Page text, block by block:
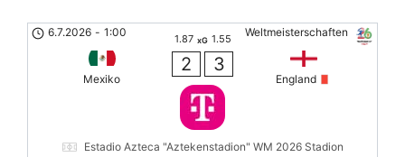
Weltmeisterschaften
6.7.2026 - 1:00
Mexiko
1.87 xG 1.55
2 3
England
Estadio Azteca "Aztekenstadion" WM 2026 Stadion